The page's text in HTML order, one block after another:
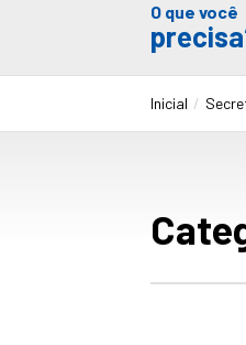
O que você
Inicial